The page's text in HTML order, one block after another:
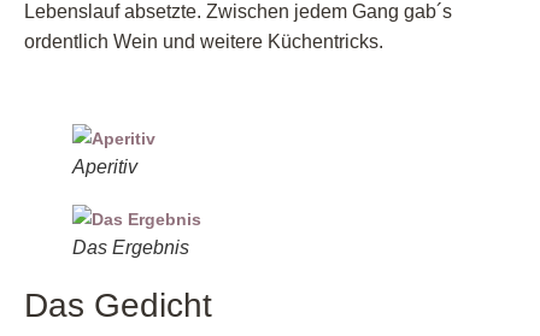
Lebenslauf absetzte. Zwischen jedem Gang gab´s
ordentlich Wein und weitere Küchentricks.
Aperitiv
Das Ergebnis
Das Gedicht